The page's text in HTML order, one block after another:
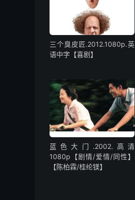
三个臭皮匠.2012.1080p.英
语中字【喜剧】
蓝色大门.2002.高清
1080p【剧情/爱情/同性】
【陈柏霖/桂纶镁】